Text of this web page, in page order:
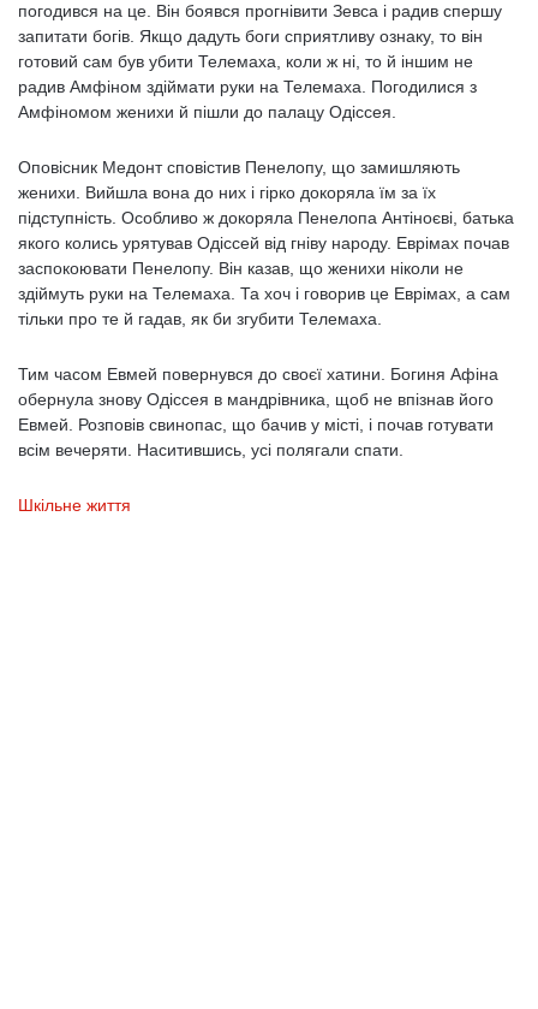
погодився на це. Він боявся прогнівити Зевса і радив спершу
запитати богів. Якщо дадуть боги сприятливу ознаку, то він
готовий сам був убити Телемаха, коли ж ні, то й іншим не
радив Амфіном здіймати руки на Телемаха. Погодилися з
Амфіномом женихи й пішли до палацу Одіссея.
Оповісник Медонт сповістив Пенелопу, що замишляють
женихи. Вийшла вона до них і гірко докоряла їм за їх
підступність. Особливо ж докоряла Пенелопа Антіноєві, батька
якого колись урятував Одіссей від гніву народу. Еврімах почав
заспокоювати Пенелопу. Він казав, що женихи ніколи не
здіймуть руки на Телемаха. Та хоч і говорив це Еврімах, а сам
тільки про те й гадав, як би згубити Телемаха.
Тим часом Евмей повернувся до своєї хатини. Богиня Афіна
обернула знову Одіссея в мандрівника, щоб не впізнав його
Евмей. Розповів свинопас, що бачив у місті, і почав готувати
всім вечеряти. Наситившись, усі полягали спати.
Шкільне життя